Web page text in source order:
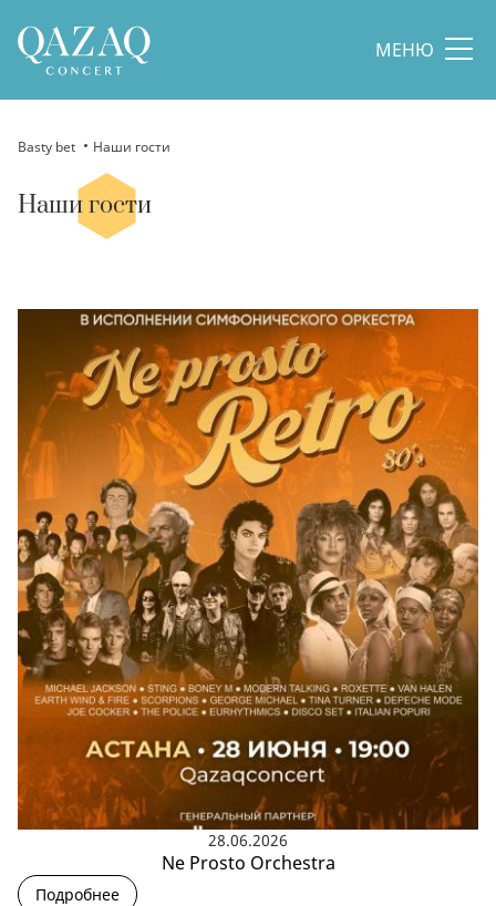
МЕНЮ
Basty bet Наши гости
Наши гости
28.06.2026
Ne Prosto Orchestra
Подробнее